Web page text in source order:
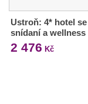
Ustroň: 4* hotel se
snídaní a wellness
2 476 Kč